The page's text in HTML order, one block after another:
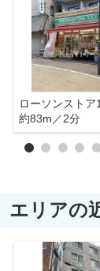
約83m／2分
エリアの